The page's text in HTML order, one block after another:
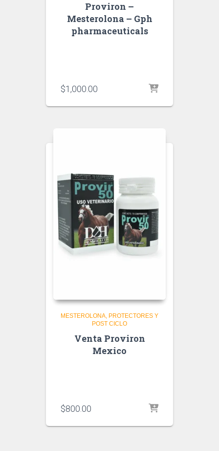
Proviron –
Mesterolona – Gph
pharmaceuticals
$1,000.00
MESTEROLONA PROTECTORES Y
POST CICLO
Venta Proviron
Mexico
$800.00